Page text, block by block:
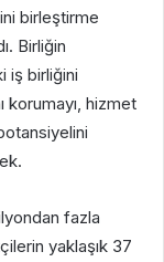
birleştirme
Birliğin
iş birliğini
korumayı, hizmet
fazla
yaklaşık 37